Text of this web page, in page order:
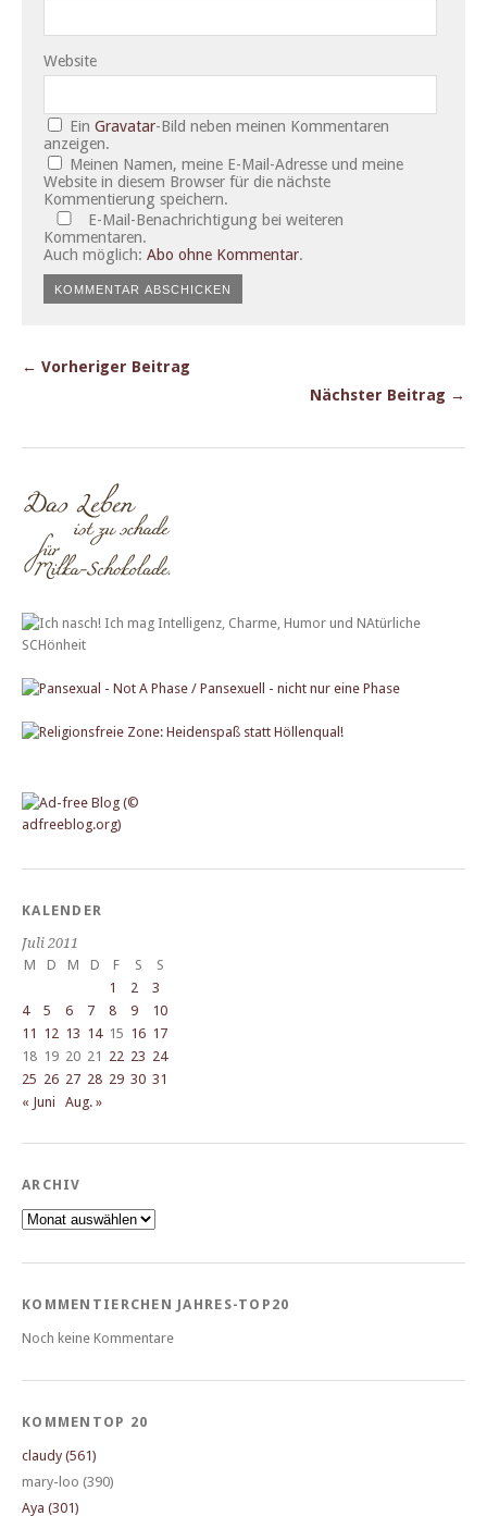
Website
EinGravatar-Bild neben meinen Kommentaren
anzeigen.
Meinen Namen, meine E-Mail-Adresse und meine
Website in diesem Browser für die nächste
Kommentierung speichern.
E-Mail-Benachrichtigung bei weiteren
Kommentaren.
Auch möglich: Abo ohne Kommentar.
← Vorheriger Beitrag
Nächster Beitrag →
KALENDER
Juli 2011
M
D M D F S
S
1
2
3
4
5 6 7 8 9
10
11 12 13 14 15 16 17
18 19 20 21 22 23 24
25 26 27 28 29 30 31
« Juni
Aug. »
ARCHIV
Archiv
KOMMENTIERCHEN JAHRES-TOP20
Noch keine Kommentare
KOMMENTOP 20
claudy (561)
mary-loo (390)
Aya (301)